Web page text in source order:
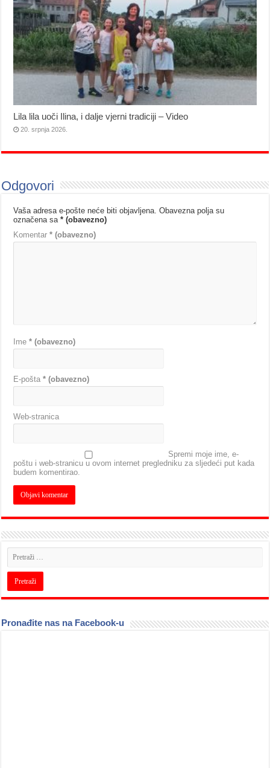
Lila lila uoči Ilina, i dalje vjerni tradiciji – Video
20. srpnja 2026.
Odgovori
Vaša adresa e-pošte neće biti objavljena. Obavezna polja su
označena sa* (obavezno)
Komentar* (obavezno)
Ime* (obavezno)
E-pošta* (obavezno)
Web-stranica
Spremi moje ime, e-
poštu i web-stranicu u ovom internet pregledniku za sljedeći put kada
budem komentirao.
Pronađite nas na Facebook-u